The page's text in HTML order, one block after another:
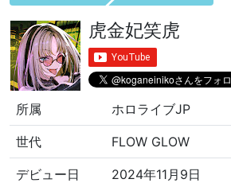
虎金妃笑虎
所属 ホロライブJP
世代 FLOW GLOW
デビュー日 2024年11月9日